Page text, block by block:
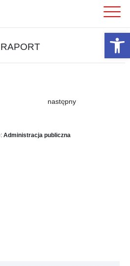
RAPORT
następny
Administracja publiczna